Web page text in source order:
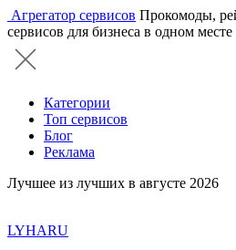
Агрегатор сервисов Прокомоды,
сервисов для бизнеса в одном месте
Категории
Топ сервисов
Блог
Реклама
Лучшее из лучших в августе 2026
LYHARU